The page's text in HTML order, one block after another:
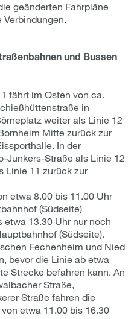
geänderten Fahrpläne
und Bussen
fährt im Osten von ca.
in
weiter als Linie 12
Mitte zurück zur
In der
Junkers-Straße als Linie 12
Linie 11 zurück zur
etwa 8.00 bis 11.00 Uhr
(Südseite)
13.30 Uhr nur noch
(Südseite).
Fechenheim und Nied
bevor die Linie ab etwa
Strecke befahren kann. An
Straße,
Straße fahren die
etwa 11.00 bis 16.30